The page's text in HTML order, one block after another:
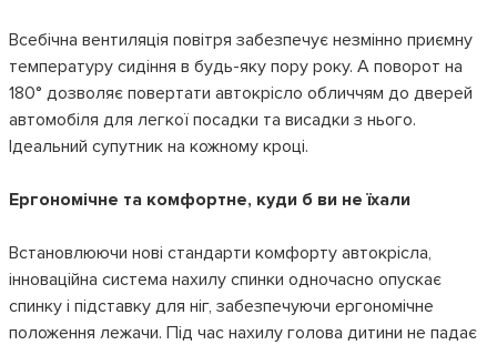
Всебічна вентиляція повітря забезпечує незмінно приємну
температуру сидіння в будь-яку пору року. А поворот на
180° дозволяє повертати автокрісло обличчям до дверей
автомобіля для легкої посадки та висадки з нього.
Ідеальний супутник на кожному кроці.
Ергономічне та комфортне, куди б ви не їхали
Встановлюючи нові стандарти комфорту автокрісла,
інноваційна система нахилу спинки одночасно опускає
спинку і підставку для ніг, забезпечуючи ергономічне
положення лежачи. Під час нахилу голова дитини не падає